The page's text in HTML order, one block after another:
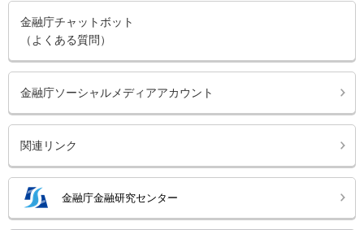
金融庁チャットボット
（よくある質問）
金融庁ソーシャルメディアアカウント
関連リンク
金融庁金融研究センター